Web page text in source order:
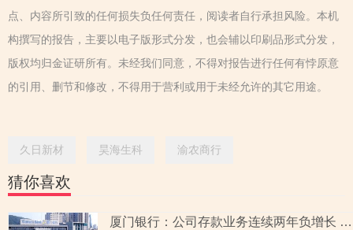
点、内容所引致的任何损失负任何责任，阅读者自行承担风险。本机
构撰写的报告，主要以电子版形式分发，也会辅以印刷品形式分发，
版权均归金证研所有。未经我们同意，不得对报告进行任何有悖原意
的引用、删节和修改，不得用于营利或用于未经允许的其它用途。
久日新材 昊海生科 渝农商行
猜你喜欢
厦门银行：公司存款业务连续两年负增长 独董涉嫌违规任职